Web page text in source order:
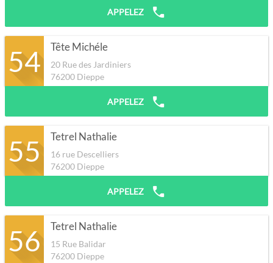
APPELEZ
54 Tête Michéle
20 Rue des Jardiniers
76200 Dieppe
APPELEZ
55 Tetrel Nathalie
16 rue Descelliers
76200 Dieppe
APPELEZ
56 Tetrel Nathalie
15 Rue Balidar
76200 Dieppe